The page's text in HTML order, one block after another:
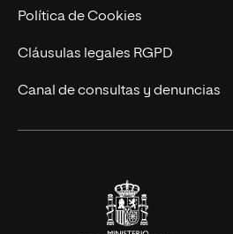
Ingeniería
Diseño
Ciencias de la Salud
Política de Cookies
Cláusulas legales RGPD
Canal de consultas y denuncias